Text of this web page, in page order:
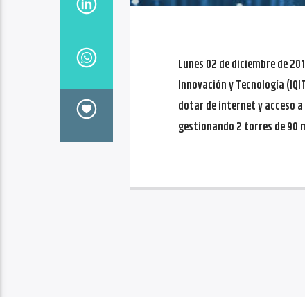
Lunes 02 de diciembre de
Innovación y Tecnología
dotar de internet y acceso
gestionando 2 torres de